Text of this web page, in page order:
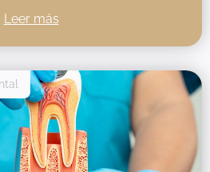
Leer más